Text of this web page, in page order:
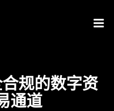
规的数字资
通道